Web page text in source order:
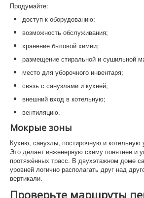
Продумайте:
доступ к оборудованию;
возможность обслуживания;
хранение бытовой химии;
размещение стиральной и сушильной
место для уборочного инвентаря;
связь с санузлами и кухней;
внешний вход в котельную;
вентиляцию.
Мокрые зоны
Кухню, санузлы, постирочную и котельную
Это делает инженерную схему понятнее и
протяжённых трасс. В двухэтажном доме
уровней логично располагать друг над
вертикали.
Проверьте маршруты